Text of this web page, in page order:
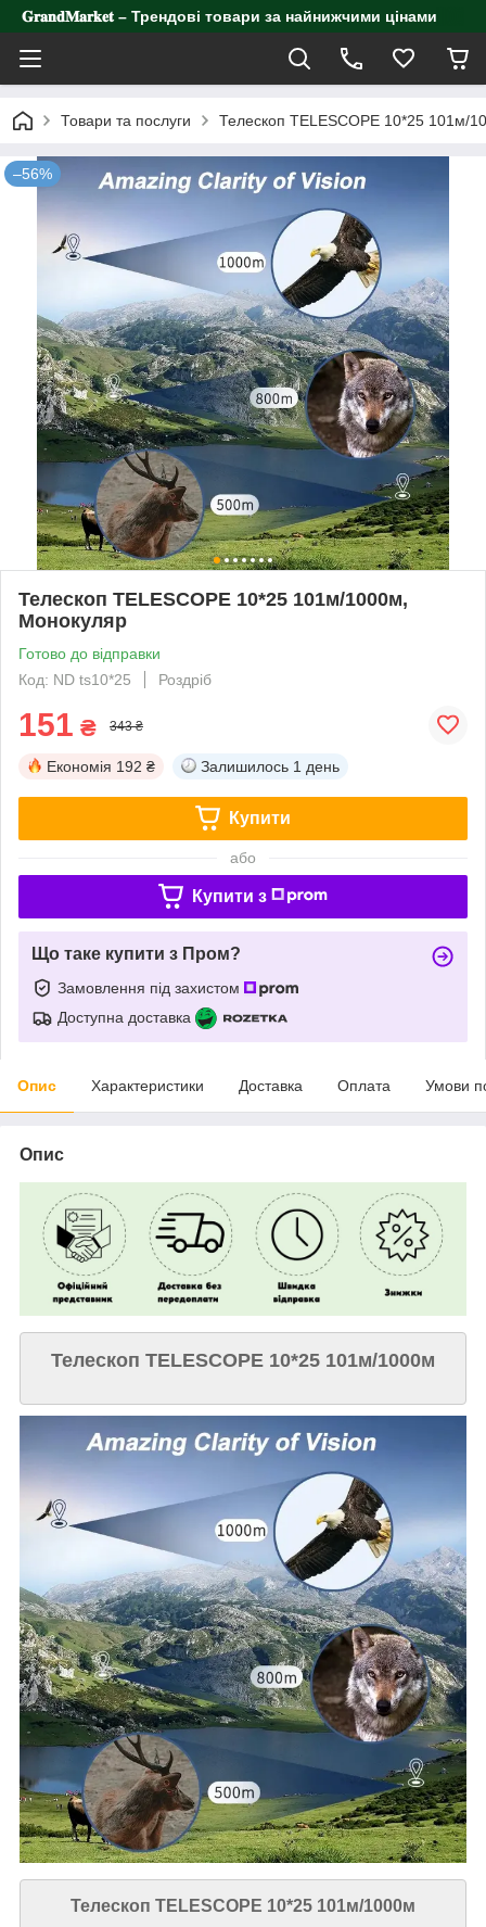
𝐆𝐫𝐚𝐧𝐝𝐌𝐚𝐫𝐤𝐞𝐭 – Трендові товари за найнижчими цінами
Товари та послуги Телескоп TELESCOPE 10*25 101м/
–56%
Телескоп TELESCOPE 10*25 101м/1000м,
Монокуляр
Готово до відправки
Код: ND ts10*25
Роздріб
151 ₴ 343 ₴
Економія 192 ₴ Залишилось 1 день
Купити
або
Купити з
Що таке купити з Пром?
Замовлення під захистом
Доступна доставка
Опис Характеристики Доставка Оплата Умови
Опис
Телескоп TELESCOPE 10*25 101м/1000м
Телескоп TELESCOPE 10*25 101м/1000м